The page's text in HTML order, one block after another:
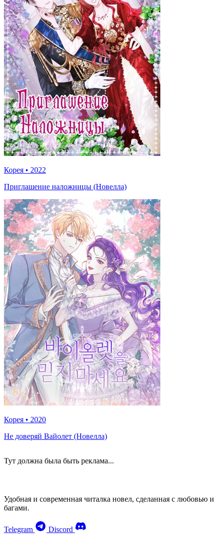
Корея • 2022
Приглашение наложницы (Новелла)
Корея • 2020
Не доверяй Вайолет (Новелла)
Тут должна была быть реклама...
Удобная и современная читалка новел, сделанная с любовью и
багами.
Telegram Discord